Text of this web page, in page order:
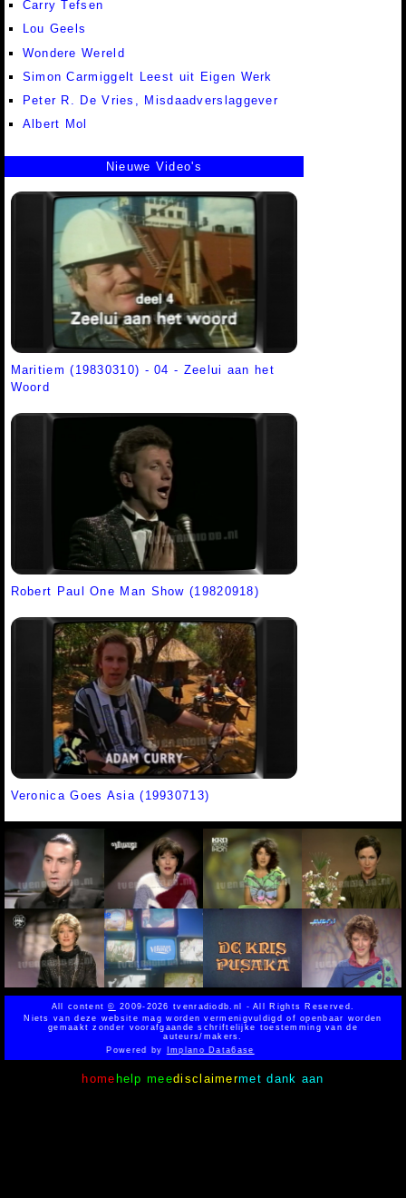
Carry Tefsen
Lou Geels
Wondere Wereld
Simon Carmiggelt Leest uit Eigen Werk
Peter R. De Vries, Misdaadverslaggever
Albert Mol
Nieuwe Video's
Maritiem (19830310) - 04 - Zeelui aan het
Woord
Robert Paul One Man Show (19820918)
Veronica Goes Asia (19930713)
All content© 2009-2026 tvenradiodb.nl - All Rights Reserved.
Niets van deze website mag worden vermenigvuldigd of openbaar worden
gemaakt zonder voorafgaande schriftelijke toestemming van de
auteurs/makers.
Powered byImplano Data6ase
homehelp meedisclaimermet dank aan